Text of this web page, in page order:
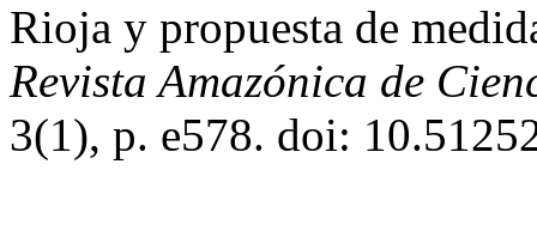
Rioja y propuesta de
Revista Amazónica de
3(1), p. e578. doi: